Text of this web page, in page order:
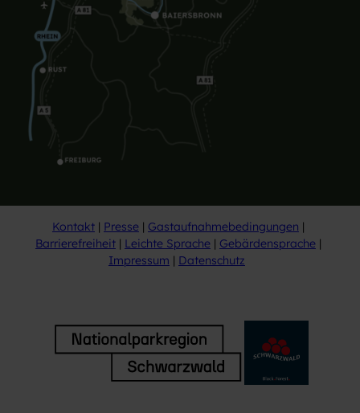
Kontakt Presse
Gastaufnahmebedingungen
Barrierefreiheit
Leichte Sprache
Gebärdensprache
Impressum
Datenschutz